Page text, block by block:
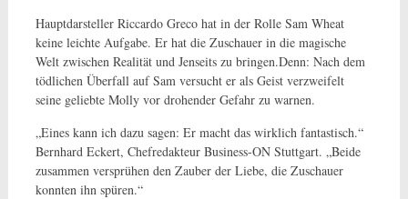
Hauptdarsteller Riccardo Greco hat in der Rolle Sam Wheat
keine leichte Aufgabe. Er hat die Zuschauer in die magische
Welt zwischen Realität und Jenseits zu bringen.Denn: Nach dem
tödlichen Überfall auf Sam versucht er als Geist verzweifelt
seine geliebte Molly vor drohender Gefahr zu warnen.
„Eines kann ich dazu sagen: Er macht das wirklich fantastisch.“
Bernhard Eckert, Chefredakteur Business-ON Stuttgart. „Beide
zusammen versprühen den Zauber der Liebe, die Zuschauer
konnten ihn spüren.“